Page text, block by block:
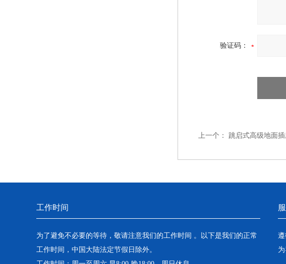
验证码：
上一个： 跳启式高级地面插
工作时间
为了避免不必要的等待，敬请注意我们的工作时间 。以下是我们的正常
工作时间，中国大陆法定节假日除外。